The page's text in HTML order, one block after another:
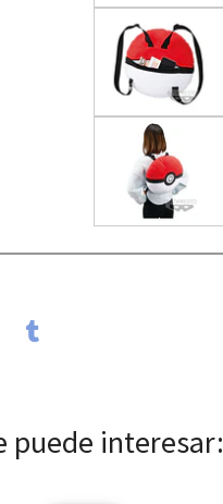
puede interesar: